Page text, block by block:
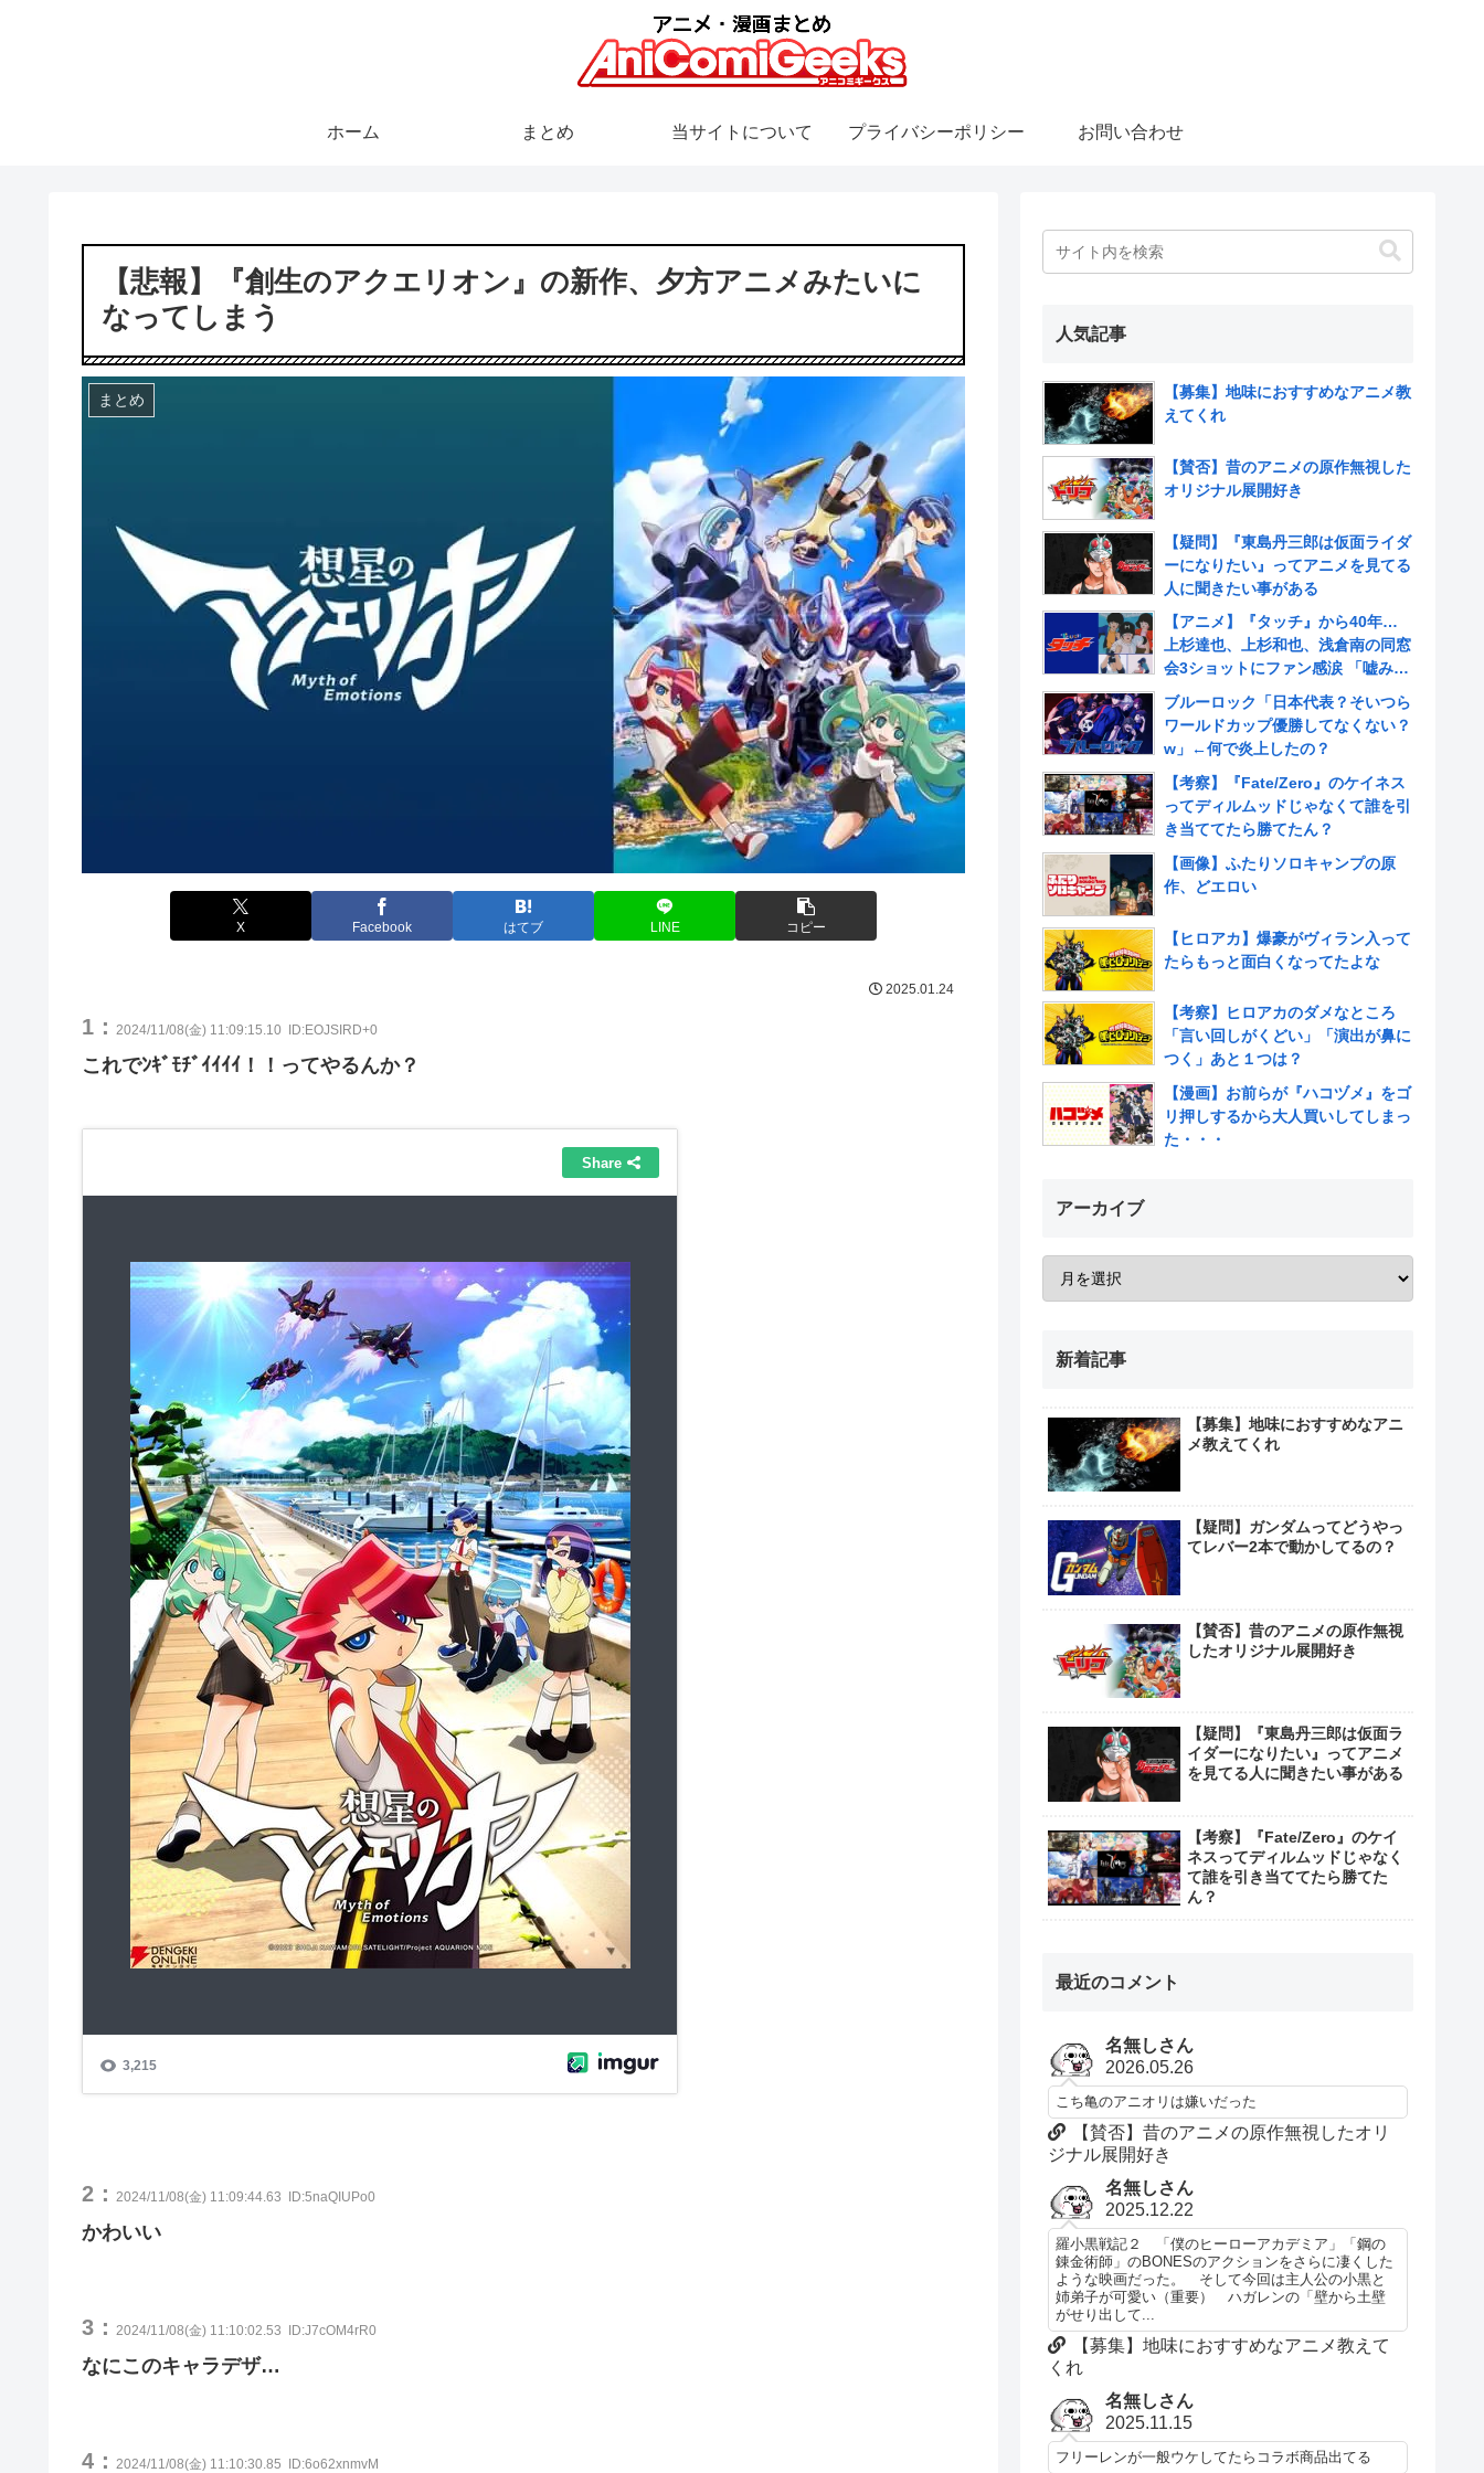
ホーム まとめ 当サイトについて プライバシーポリシー お問い合わせ
【悲報】『創生のアクエリオン』の新作、夕方アニメみたいに
なってしまう
まとめ
X Facebook はてブ LINE コピー
2025.01.24
1： 2024/11/08(金) 11:09:15.10 ID:EOJSIRD+0
これでﾝｷﾞﾓﾁﾞｲｲｲｲ！！ってやるんか？
2： 2024/11/08(金) 11:09:44.63 ID:5naQIUPo0
かわいい
3： 2024/11/08(金) 11:10:02.53 ID:J7cOM4rR0
なにこのキャラデザ…
4： 2024/11/08(金) 11:10:30.85 ID:6o62xnmvM
人気記事
【募集】地味におすすめなアニメ教
えてくれ
【賛否】昔のアニメの原作無視した
オリジナル展開好き
【疑問】『東島丹三郎は仮面ライダ
ーになりたい』ってアニメを見てる
人に聞きたい事がある
【アニメ】『タッチ』から40年…
上杉達也、上杉和也、浅倉南の同窓
会3ショットにファン感涙 「嘘みた
いだろ…また三人揃ってるんだぜ」
ブルーロック「日本代表？そいつら
ワールドカップ優勝してなくない？
w」←何で炎上したの？
【考察】『Fate/Zero』のケイネス
ってディルムッドじゃなくて誰を引
き当ててたら勝てたん？
【画像】ふたりソロキャンプの原
作、どエロい
【ヒロアカ】爆豪がヴィラン入って
たらもっと面白くなってたよな
【考察】ヒロアカのダメなところ
「言い回しがくどい」「演出が鼻に
つく」あと１つは？
【漫画】お前らが『ハコヅメ』をゴ
リ押しするから大人買いしてしまっ
た・・・
アーカイブ
新着記事
【募集】地味におすすめなアニ
メ教えてくれ
【疑問】ガンダムってどうやっ
てレバー2本で動かしてるの？
【賛否】昔のアニメの原作無視
したオリジナル展開好き
【疑問】『東島丹三郎は仮面ラ
イダーになりたい』ってアニメ
を見てる人に聞きたい事がある
【考察】『Fate/Zero』のケイ
ネスってディルムッドじゃなく
て誰を引き当ててたら勝てた
ん？
最近のコメント
名無しさん
2026.05.26
こち亀のアニオリは嫌いだった
【賛否】昔のアニメの原作無視したオリ
ジナル展開好き
名無しさん
2025.12.22
羅小黒戦記２ 「僕のヒーローアカデミア」「鋼の
錬金術師」のBONESのアクションをさらに凄くした
ような映画だった。 そして今回は主人公の小黒と
姉弟子が可愛い（重要） ハガレンの「壁から土壁
がせり出して...
【募集】地味におすすめなアニメ教えて
くれ
名無しさん
2025.11.15
フリーレンが一般ウケしてたらコラボ商品出てる